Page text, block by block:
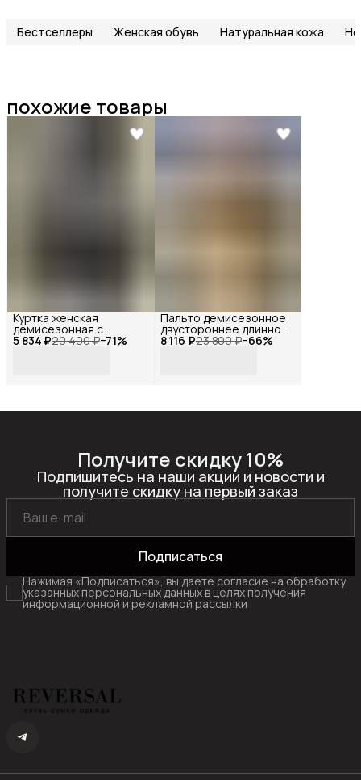
Бестселлеры Женская обувь Натуральная кожа
похожие товары
5 834 ₽20 400 ₽−71%
Куртка женская
демисезонная с
капюшоном, Reversal, 8 116 ₽23 800 ₽−66%
Пальто демисезонное
двустороннее длинное
оверсайз с мехом,
Получите скидку 10%
Подпишитесь на наши акции и новости и
получите скидку на первый заказ
Подписаться
Нажимая «Подписаться», вы даете согласие на обработку
указанных персональных данных в целях получения
информационной и рекламной рассылки